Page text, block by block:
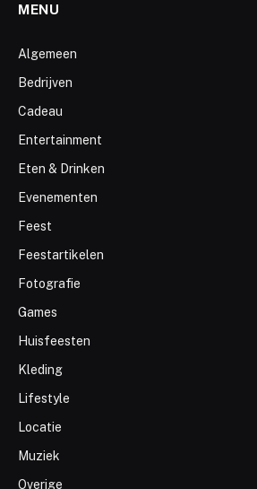
MENU
Algemeen
Bedrijven
Cadeau
Entertainment
Eten & Drinken
Evenementen
Feest
Feestartikelen
Fotografie
Games
Huisfeesten
Kleding
Lifestyle
Locatie
Muziek
Overige